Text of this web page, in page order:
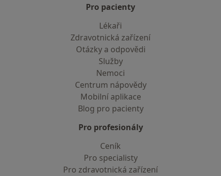
Pro pacienty
Lékaři
Zdravotnická zařízení
Otázky a odpovědi
Služby
Nemoci
Centrum nápovědy
Mobilní aplikace
Blog pro pacienty
Pro profesionály
Ceník
Pro specialisty
Pro zdravotnická zařízení